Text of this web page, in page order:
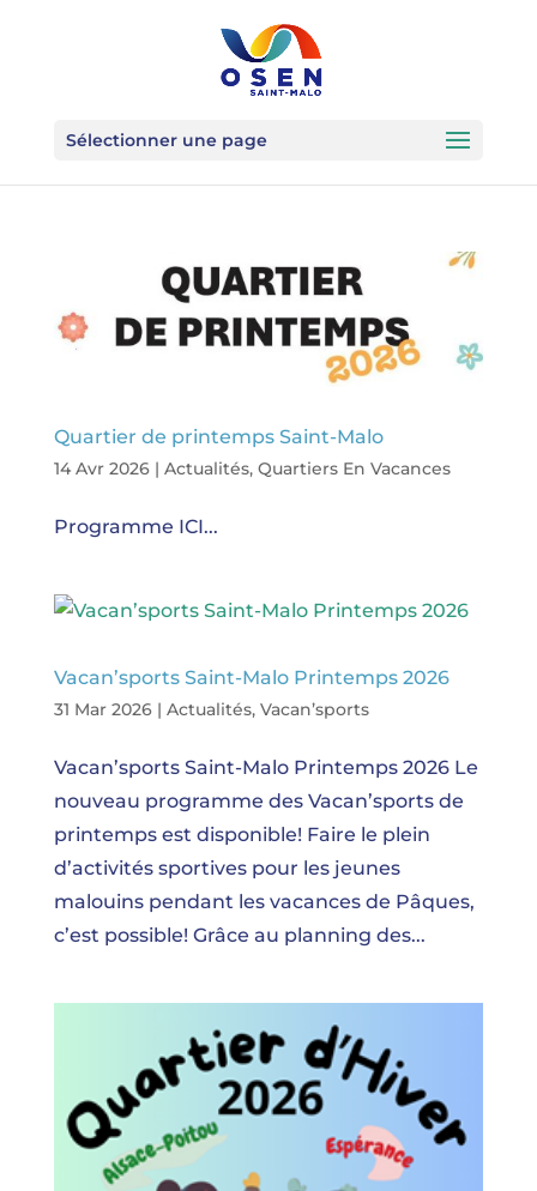
Sélectionner une page
Quartier de printemps Saint-Malo
14 Avr 2026| Actualités, Quartiers En Vacances
Programme ICI...
Vacan’sports Saint-Malo Printemps 2026
31 Mar 2026| Actualités, Vacan’sports
Vacan’sports Saint-Malo Printemps 2026 Le
nouveau programme des Vacan’sports de
printemps est disponible! Faire le plein
d’activités sportives pour les jeunes
malouins pendant les vacances de Pâques,
c’est possible! Grâce au planning des...